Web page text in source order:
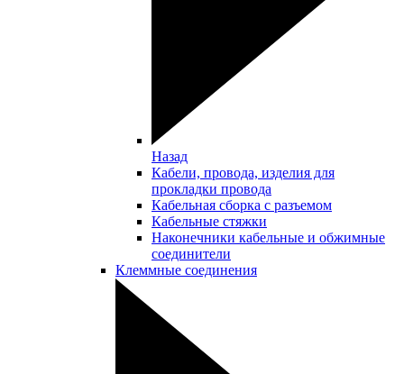
Назад
Кабели, провода, изделия для
прокладки провода
Кабельная сборка с разъемом
Кабельные стяжки
Наконечники кабельные и обжимные
соединители
Клеммные соединения